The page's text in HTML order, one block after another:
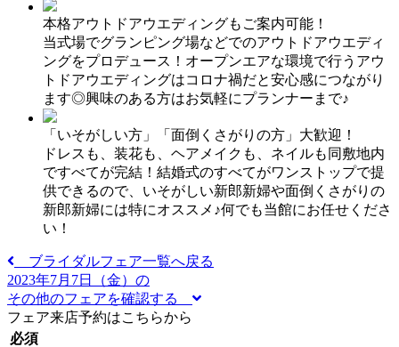
本格アウトドアウエディングもご案内可能！
当式場でグランピング場などでのアウトドアウエディ
ングをプロデュース！オープンエアな環境で行うアウ
トドアウエディングはコロナ禍だと安心感につながり
ます◎興味のある方はお気軽にプランナーまで♪
「いそがしい方」「面倒くさがりの方」大歓迎！
ドレスも、装花も、ヘアメイクも、ネイルも同敷地内
ですべてが完結！結婚式のすべてがワンストップで提
供できるので、いそがしい新郎新婦や面倒くさがりの
新郎新婦には特にオススメ♪何でも当館にお任せくださ
い！
ブライダルフェア一覧へ戻る
2023年7月7日（金）の
その他のフェアを確認する
フェア来店予約はこちらから
必須